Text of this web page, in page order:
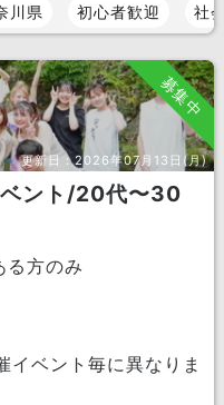
川県 初心者歓迎 社
募集中
更新日：2026年07月13日(月)
ベント/20代〜30
方のみ
イベント毎に異なりま